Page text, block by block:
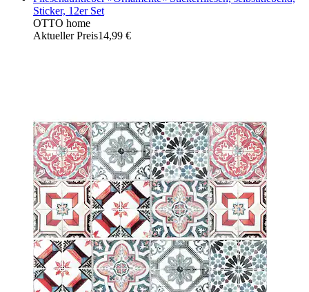
Sticker, 12er Set
OTTO home
Aktueller Preis14,99 €